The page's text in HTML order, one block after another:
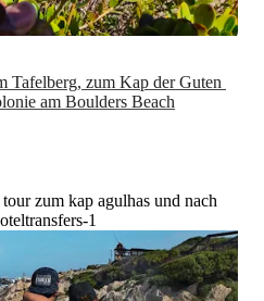
Tafelberg, zum Kap der Guten
am Boulders Beach
zum kap agulhas und nach
1